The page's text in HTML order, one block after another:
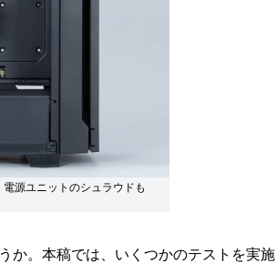
源ユニットのシュラウドも
か。本稿では、いくつかのテストを実施